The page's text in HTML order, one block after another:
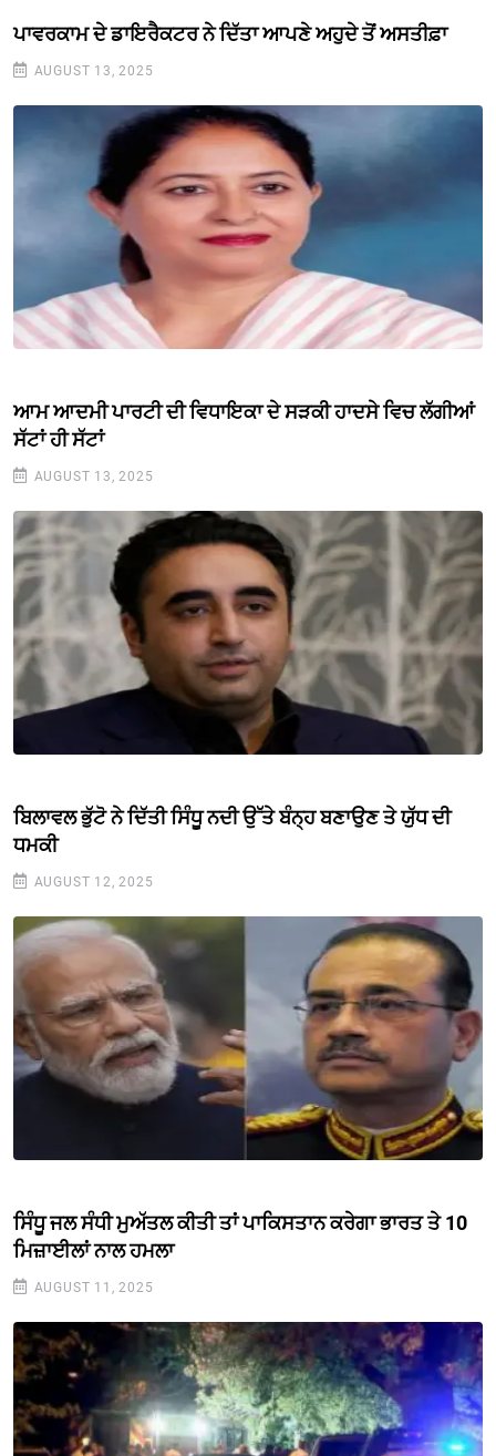
ਪਾਵਰਕਾਮ ਦੇ ਡਾਇਰੈਕਟਰ ਨੇ ਦਿੱਤਾ ਆਪਣੇ ਅਹੁਦੇ ਤੋਂ ਅਸਤੀਫ਼ਾ
AUGUST 13, 2025
ਆਮ ਆਦਮੀ ਪਾਰਟੀ ਦੀ ਵਿਧਾਇਕਾ ਦੇ ਸੜਕੀ ਹਾਦਸੇ ਵਿਚ ਲੱਗੀਆਂ
ਸੱਟਾਂ ਹੀ ਸੱਟਾਂ
AUGUST 13, 2025
ਬਿਲਾਵਲ ਭੁੱਟੋ ਨੇ ਦਿੱਤੀ ਸਿੰਧੂ ਨਦੀ ਉੱਤੇ ਬੰਨ੍ਹ ਬਣਾਉਣ ਤੇ ਯੁੱਧ ਦੀ
ਧਮਕੀ
AUGUST 12, 2025
ਸਿੰਧੂ ਜਲ ਸੰਧੀ ਮੁਅੱਤਲ ਕੀਤੀ ਤਾਂ ਪਾਕਿਸਤਾਨ ਕਰੇਗਾ ਭਾਰਤ ਤੇ 10
ਮਿਜ਼ਾਈਲਾਂ ਨਾਲ ਹਮਲਾ
AUGUST 11, 2025